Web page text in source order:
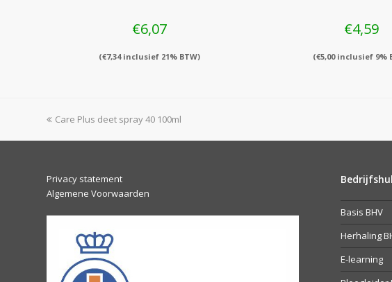
€6,07
(€7,34inclusief 21% BTW)
€4,59
(€5,00inclusief 9%
previous
Care Plus deet spray 40 100ml
Privacy statement
Algemene Voorwaarden
Basis BHV
Herhaling
E-learning